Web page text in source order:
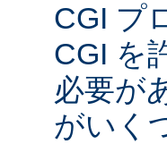
CGI プ
CGI を
必要が
がいく